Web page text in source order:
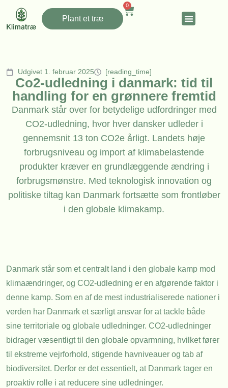
Plant et træ
0
Udgivet 1. februar 2025 [reading_time]
Co2-udledning i danmark: tid til
handling for en grønnere fremtid
Danmark står over for betydelige udfordringer med
CO2-udledning, hvor hver dansker udleder i
gennemsnit 13 ton CO2e årligt. Landets høje
forbrugsniveau og import af klimabelastende
produkter kræver en grundlæggende ændring i
forbrugsmønstre. Med teknologisk innovation og
politiske tiltag kan Danmark fortsætte som frontløber
i den globale klimakamp.
Danmark står som et centralt land i den globale kamp mod
klimaændringer, og CO2-udledning er en afgørende faktor i
denne kamp. Som en af de mest industrialiserede nationer i
verden har Danmark et særligt ansvar for at tackle både
sine territoriale og globale udledninger. CO2-udledninger
bidrager væsentligt til den globale opvarmning, hvilket fører
til ekstreme vejrforhold, stigende havniveauer og tab af
biodiversitet. Derfor er det essentielt, at Danmark tager en
proaktiv rolle i at reducere sine udledninger.